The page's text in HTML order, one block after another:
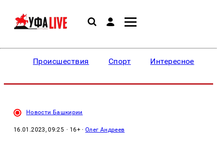
Происшествия Спорт Интересное
Новости Башкирии
16.01.2023, 09:25 · 16+ ·Олег Андреев